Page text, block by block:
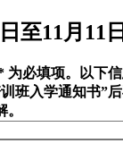
至11月11日
为必填项。以下
班入学通知书”